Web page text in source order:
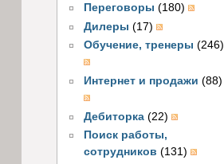
Переговоры (180)
Дилеры (17)
Обучение, тренеры (246)
Интернет и продажи (88)
Дебиторка (22)
Поиск работы,
сотрудников (131)